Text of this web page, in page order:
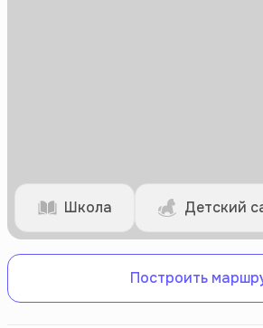
Школа Детский
Построить